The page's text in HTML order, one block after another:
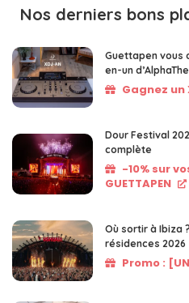
Nos derniers bons
Guettapen vous
en-un
Gagnez un
Dour Festival
complète
-10% sur
GUETTAPEN
Où sortir à Ibiza
résidences 2026
Promo :